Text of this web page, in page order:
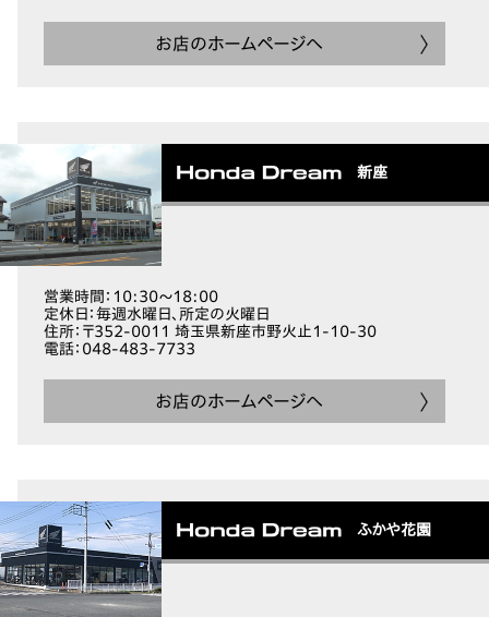
お店のホームページへ
新座
営業時間 ：10:30～18:00
定休日 ：毎週水曜日、所定の火曜日
住所：〒352-0011 埼玉県新座市野火止1-10-30
電話：048-483-7733
お店のホームページへ
ふかや花園